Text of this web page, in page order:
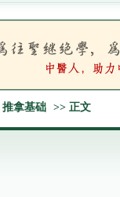
推拿基础 >> 正文